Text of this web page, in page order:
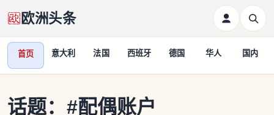
欧洲头条
首页 意大利 法国 西班牙 德国 华人 国内
话题： #配偶账户